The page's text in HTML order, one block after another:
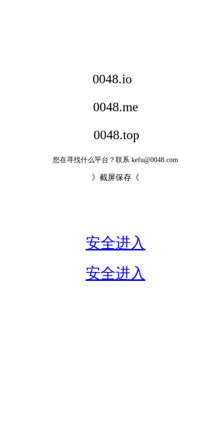
0048.io
0048.me
0048.top
您在寻找什么平台？联系 kefu@0048.com
》截屏保存《
安全进入
安全进入